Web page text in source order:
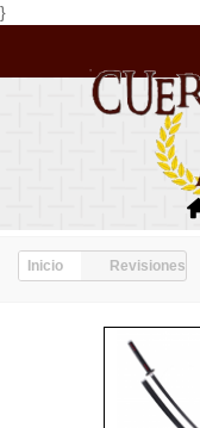
}
Inicio Revisiones